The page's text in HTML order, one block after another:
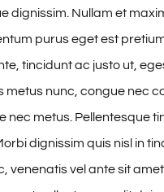
dignissim. Nullam et
purus eget est
tincidunt ac justo ut,
metus nunc, congue nec
nec metus. Pellentesque
dignissim quis nisl in
venenatis vel ante sit